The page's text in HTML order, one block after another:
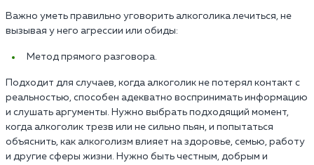
Важно уметь правильно уговорить алкоголика лечиться, не
вызывая у него агрессии или обиды:
Метод прямого разговора.
Подходит для случаев, когда алкоголик не потерял контакт с
реальностью, способен адекватно воспринимать информацию
и слушать аргументы. Нужно выбрать подходящий момент,
когда алкоголик трезв или не сильно пьян, и попытаться
объяснить, как алкоголизм влияет на здоровье, семью, работу
и другие сферы жизни. Нужно быть честным, добрым и